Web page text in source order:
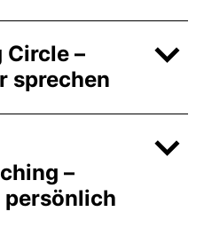
Circle –
sprechen
–